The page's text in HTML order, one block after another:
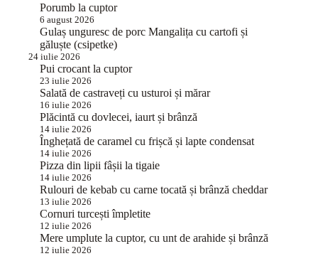
Porumb la cuptor
6 august 2026
Gulaș unguresc de porc Mangalița cu cartofi și
găluște (csipetke)
24 iulie 2026
Pui crocant la cuptor
23 iulie 2026
Salată de castraveți cu usturoi și mărar
16 iulie 2026
Plăcintă cu dovlecei, iaurt și brânză
14 iulie 2026
Înghețată de caramel cu frișcă și lapte condensat
14 iulie 2026
Pizza din lipii fâșii la tigaie
14 iulie 2026
Rulouri de kebab cu carne tocată și brânză cheddar
13 iulie 2026
Cornuri turcești împletite
12 iulie 2026
Mere umplute la cuptor, cu unt de arahide și brânză
12 iulie 2026